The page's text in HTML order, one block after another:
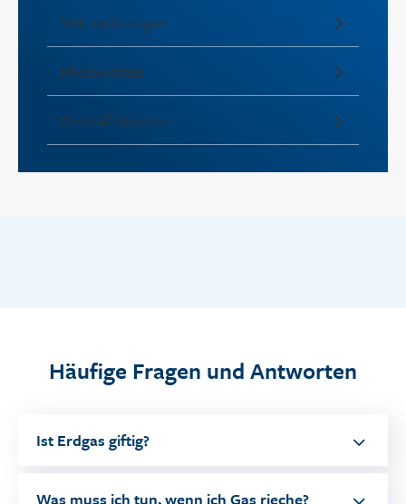
Wärmelösungen
Photovoltaik
Geschäftskunden
Häufige Fragen und Antworten
Ist Erdgas giftig?
Was muss ich tun, wenn ich Gas rieche?